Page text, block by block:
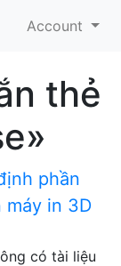
Account
thẻ
phần
máy in 3D
có tài liệu